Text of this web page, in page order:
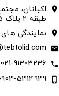
location_on
اکباتان،
طبقه ۲ پلاک ۲۰۵
location_on نمایندگی
email
call
021-91303236
phone_iphone
5314939